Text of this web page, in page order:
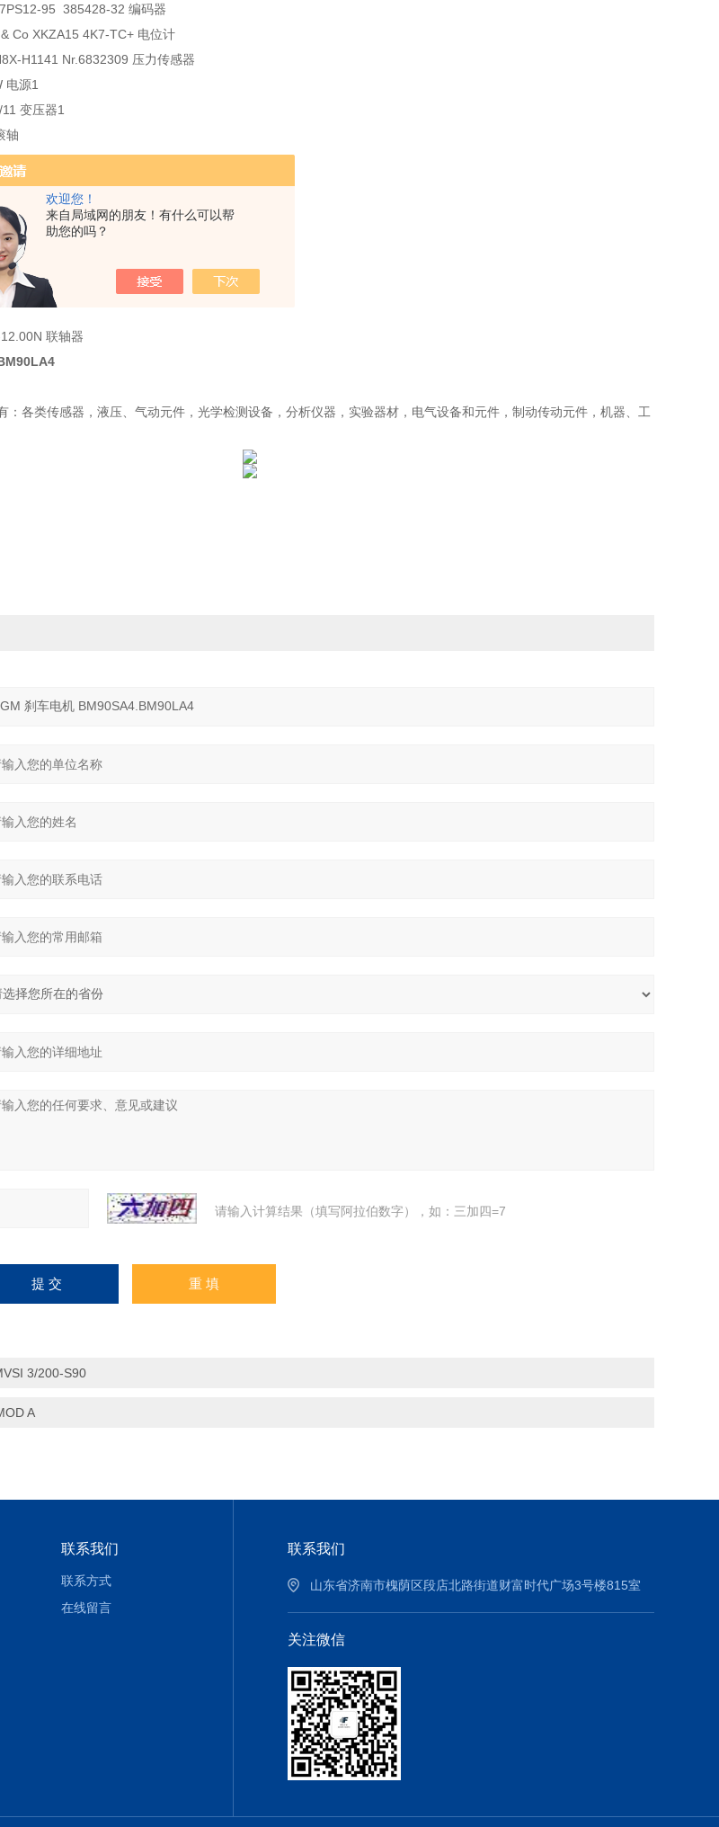
欢迎您！
来自局域网的朋友！有什么可以帮
助您的吗？
95 385428-32 编码器
Co XKZA15 4K7-TC+ 电位计
H1141 Nr.6832309 压力传感器
电源1
变压器1
轴
线模块
用气弹簧
油压传动阀
测厚仪 A456CNB11测厚仪
联轴器
：各类传感器，液压、气动元件，光学检测设备，分析仪器，实验器材，电气设备和元件，制动传动元件，机器、工
请输入计算结果（填写阿拉伯数字），如：三加四=7
3/200-S90
A
联系我们
联系方式
在线留言
联系我们
山东省济南市槐荫区段店北路街道财富时代广场3号楼815室
关注微信